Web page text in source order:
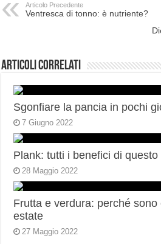
Articolo Precedente
Ventresca di tonno: è nutriente?
Articoli correlati
Sgonfiare la pancia in pochi
7 Giugno 2022
Plank: tutti i benefici di
28 Maggio 2022
Frutta e verdura: perché
estate
27 Maggio 2022